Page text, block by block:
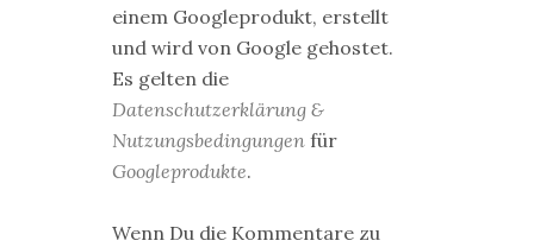
einem Googleprodukt, erstellt
und wird von Google gehostet.
Es gelten die
Datenschutzerklärung &
Nutzungsbedingungen für
Googleprodukte.
Wenn Du die Kommentare zu